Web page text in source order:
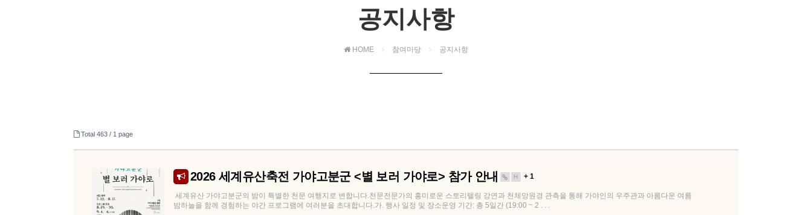
공지사항
HOME 참여마당 공지사항
Total 463 / 1 page
2026 세계유산축전 가야고분군 <별 보러 가야로> 참가 안내 H + 1
세계유산 가야고분군의 밤이 특별한 천문 여행지로 변합니다.천문전문가의 흥미로운 스토리텔링 강연과 천체망원경 관측을 통해 가야인의 우주관과 아름다운 여름
밤하늘을 함께 경험하는 야간 프로그램에 여러분을 초대합니다.가. 행사 일정 및 장소운영 기간: 총 5일간 (19:00 ~ 2 . . .